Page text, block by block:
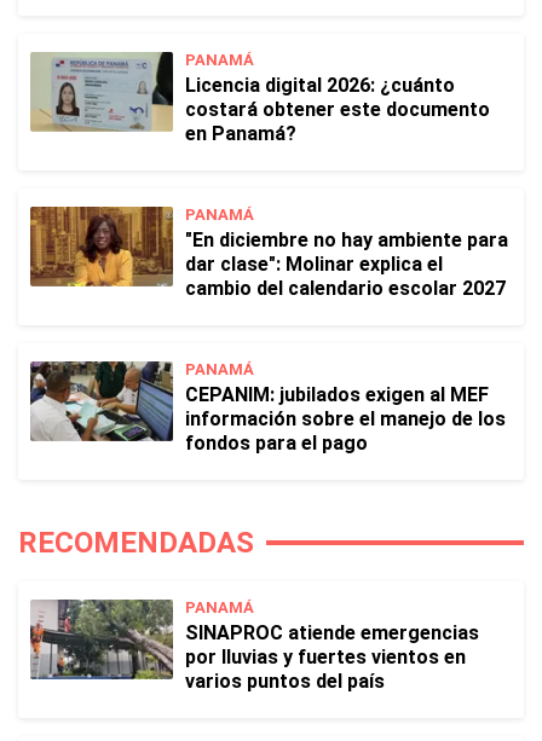
PANAMÁ
Licencia digital 2026: ¿cuánto
costará obtener este documento
en Panamá?
PANAMÁ
"En diciembre no hay ambiente para
dar clase": Molinar explica el
cambio del calendario escolar 2027
PANAMÁ
CEPANIM: jubilados exigen al MEF
información sobre el manejo de los
fondos para el pago
RECOMENDADAS
PANAMÁ
SINAPROC atiende emergencias
por lluvias y fuertes vientos en
varios puntos del país